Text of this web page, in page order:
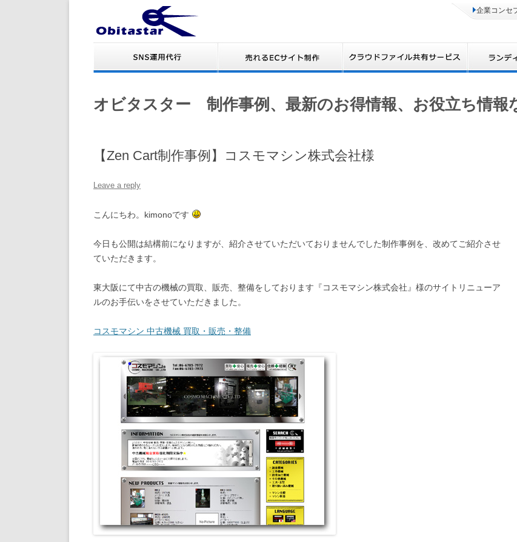
企業コンセ
オビタスター 制作事例、最新のお得情報、お役立ち情報
【Zen Cart制作事例】コスモマシン株式会社様
Leave a reply
こんにちわ。kimonoです
今日も公開は結構前になりますが、紹介させていただいておりませんでした制作事例を、改めてご紹介させ
ていただきます。
東大阪にて中古の機械の買取、販売、整備をしております『コスモマシン株式会社』様のサイトリニューア
ルのお手伝いをさせていただきました。
コスモマシン 中古機械 買取・販売・整備